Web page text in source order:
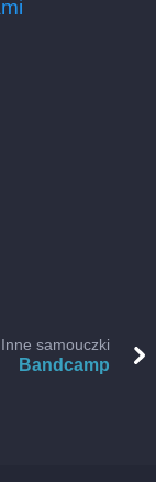
Inne samouczki
Bandcamp